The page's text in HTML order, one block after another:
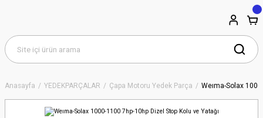
Anasayfa YEDEKPARÇALAR Çapa Motoru Yedek Parça Weıma-Solax